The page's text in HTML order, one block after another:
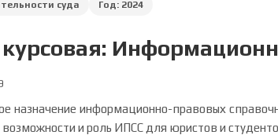
суда Год: 2024
курсовая:
назначение информационно-правовых
и роль ИПСС для юристов и